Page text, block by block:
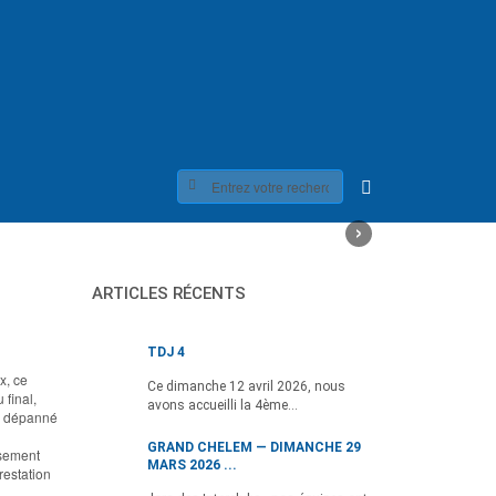
›
ce
final,
ARTICLES RÉCENTS
TDJ 4
Ce dimanche 12 avril 2026, nous
avons accueilli la 4ème...
GRAND CHELEM — DIMANCHE 29
MARS 2026 ...